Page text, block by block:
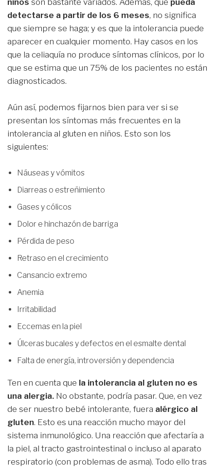
niños son bastante variados. Además, que pueda
detectarse a partir de los 6 meses, no significa
que siempre se haga; y es que la intolerancia puede
aparecer en cualquier momento. Hay casos en los
que la celiaquía no produce síntomas clínicos, por lo
que se estima que un 75% de los pacientes no están
diagnosticados.
Aún así, podemos fijarnos bien para ver si se
presentan los síntomas más frecuentes en la
intolerancia al gluten en niños. Esto son los
siguientes:
Náuseas y vómitos
Diarreas o estreñimiento
Gases y cólicos
Dolor e hinchazón de barriga
Pérdida de peso
Retraso en el crecimiento
Cansancio extremo
Anemia
Irritabilidad
Eccemas en la piel
Úlceras bucales y defectos en el esmalte dental
Falta de energía, introversión y dependencia
Ten en cuenta que la intolerancia al gluten no es
una alergia. No obstante, podría pasar. Que, en vez
de ser nuestro bebé intolerante, fuera alérgico al
gluten. Esto es una reacción mucho mayor del
sistema inmunológico. Una reacción que afectaría a
la piel, al tracto gastrointestinal o incluso al aparato
respiratorio (con problemas de asma). Todo ello tras